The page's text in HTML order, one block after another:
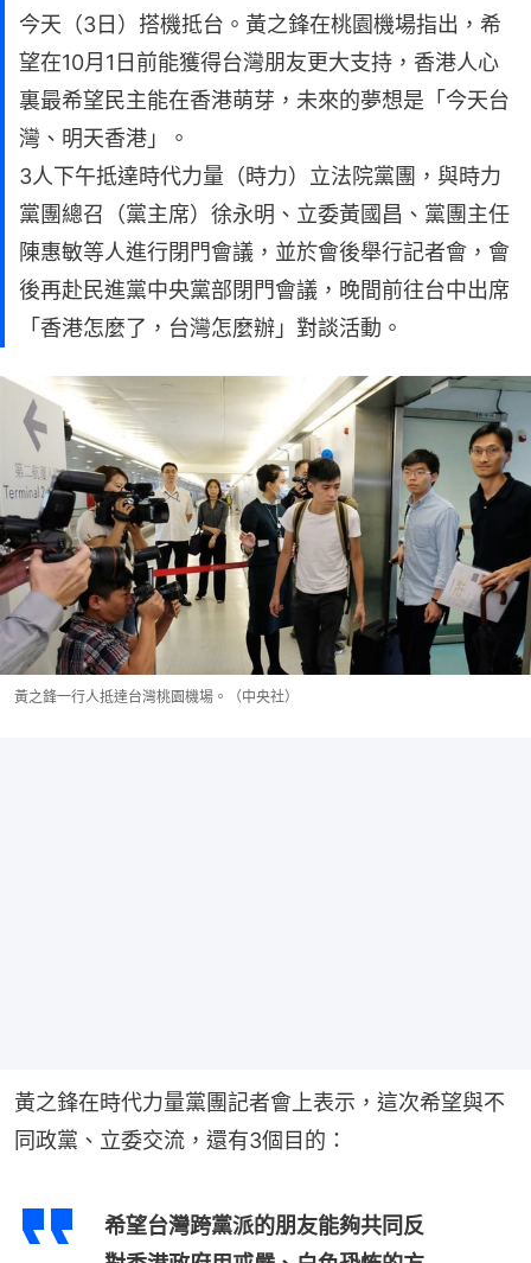
今天（3日）搭機抵台。黃之鋒在桃園機場指出，希
望在10月1日前能獲得台灣朋友更大支持，香港人心
裏最希望民主能在香港萌芽，未來的夢想是「今天台
灣、明天香港」。
3人下午抵達時代力量（時力）立法院黨團，與時力
黨團總召（黨主席）徐永明、立委黃國昌、黨團主任
陳惠敏等人進行閉門會議，並於會後舉行記者會，會
後再赴民進黨中央黨部閉門會議，晚間前往台中出席
「香港怎麼了，台灣怎麼辦」對談活動。
黃之鋒一行人抵達台灣桃園機場。（中央社）
黃之鋒在時代力量黨團記者會上表示，這次希望與不
同政黨、立委交流，還有3個目的：
希望台灣跨黨派的朋友能夠共同反